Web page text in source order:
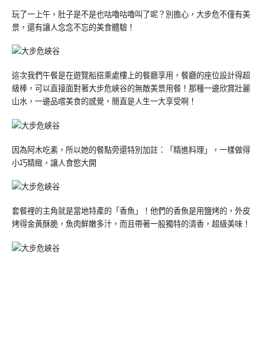
玩了一上午，肚子是不是也咕嚕咕嚕叫了呢？別擔心，大步危不僅有美
景，還有讓人念念不忘的美食體驗！
這次我們午餐是在遊覽船搭乘處樓上的餐廳享用，餐廳的座位設計得超
級棒，可以直接面對著大步危峽谷的無敵美景用餐！那種一邊欣賞壯麗
山水，一邊品嚐美食的感覺，簡直是人生一大享受啊！
因為阿木吃素，所以她的餐點旁還特別加註：「精進料理」，一樣做得
小巧精緻，讓人食慾大開
套餐裡的主角就是當地特產的「香魚」！他們的香魚是用鹽烤的，外皮
烤得金黃酥脆，魚肉鮮嫩多汁，而且帶著一股獨特的清香，超級美味！